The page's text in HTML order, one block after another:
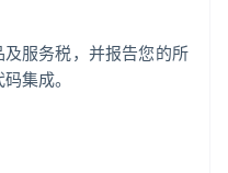
服务税，并报告您的所
集成。